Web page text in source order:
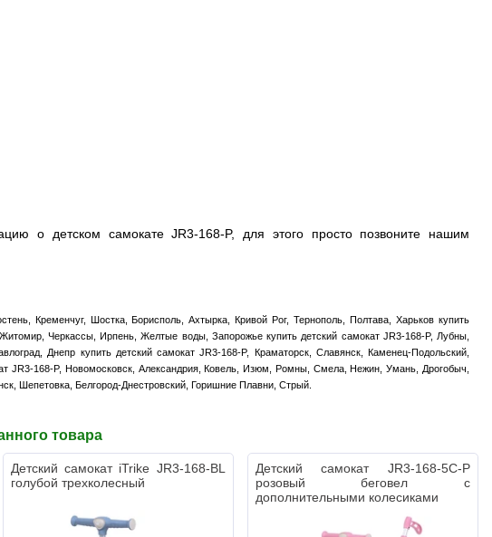
о детском самокате JR3-168-P, для этого просто позвоните нашим
Кременчуг, Шостка, Борисполь, Ахтырка, Кривой Рог, Тернополь, Полтава, Харьков купить
Черкассы, Ирпень, Желтые воды, Запорожье купить детский самокат JR3-168-P, Лубны,
Днепр купить детский самокат JR3-168-P, Краматорск, Славянск, Каменец-Подольский,
JR3-168-P, Новомосковск, Александрия, Ковель, Изюм, Ромны, Смела, Нежин, Умань, Дрогобыч,
Шепетовка, Белгород-Днестровский, Горишние Плавни, Стрый.
товара
Детский самокат iTrike JR3-168-BL
голубой трехколесный
Детский самокат JR3-168-5С-P
розовый беговел с
дополнительными колесиками